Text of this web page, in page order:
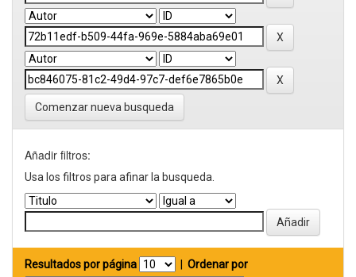
Comenzar nueva busqueda
Añadir filtros:
Usa los filtros para afinar la busqueda.
Resultados por página
Ordenar por